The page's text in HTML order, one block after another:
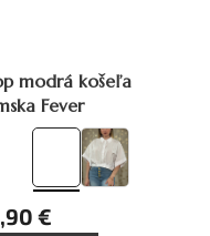
modrá košeľa
Fever
€